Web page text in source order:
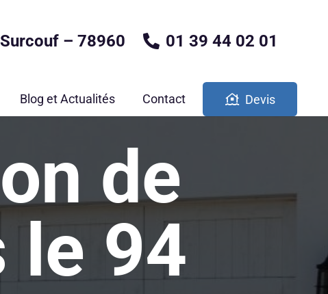
– 78960 01 39 44 02 01
Blog et Actualités Contact Devis
de
le 94